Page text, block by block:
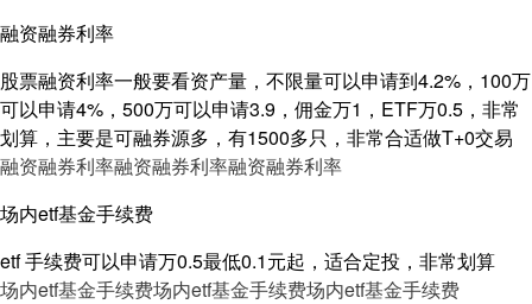
融资融券利率
股票融资利率一般要看资产量，不限量可以申请到4.2%，100万
可以申请4%，500万可以申请3.9，佣金万1，ETF万0.5，非常
划算，主要是可融券源多，有1500多只，非常合适做T+0交易
融资融券利率融资融券利率融资融券利率
场内etf基金手续费
etf 手续费可以申请万0.5最低0.1元起，适合定投，非常划算
场内etf基金手续费场内etf基金手续费场内etf基金手续费